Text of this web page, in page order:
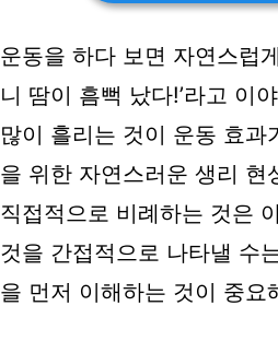
운동을 하다 보면 자연스럽
니 땀이 흠뻑 났다!’라고 이
많이 흘리는 것이 운동 효과
을 위한 자연스러운 생리
직접적으로 비례하는 것은
것을 간접적으로 나타낼 수
을 먼저 이해하는 것이 중요